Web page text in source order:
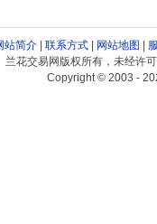
站简介| 联系方式| 网站地图
兰花交易网版权所有，未经许
Copyright © 2003 -